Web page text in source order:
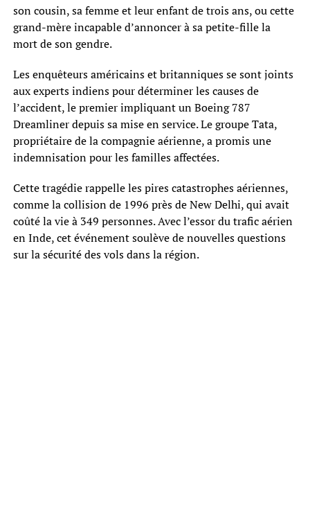
son cousin, sa femme et leur enfant de trois ans, ou cette
grand-mère incapable d’annoncer à sa petite-fille la
mort de son gendre.
Les enquêteurs américains et britanniques se sont joints
aux experts indiens pour déterminer les causes de
l’accident, le premier impliquant un Boeing 787
Dreamliner depuis sa mise en service. Le groupe Tata,
propriétaire de la compagnie aérienne, a promis une
indemnisation pour les familles affectées.
Cette tragédie rappelle les pires catastrophes aériennes,
comme la collision de 1996 près de New Delhi, qui avait
coûté la vie à 349 personnes. Avec l’essor du trafic aérien
en Inde, cet événement soulève de nouvelles questions
sur la sécurité des vols dans la région.